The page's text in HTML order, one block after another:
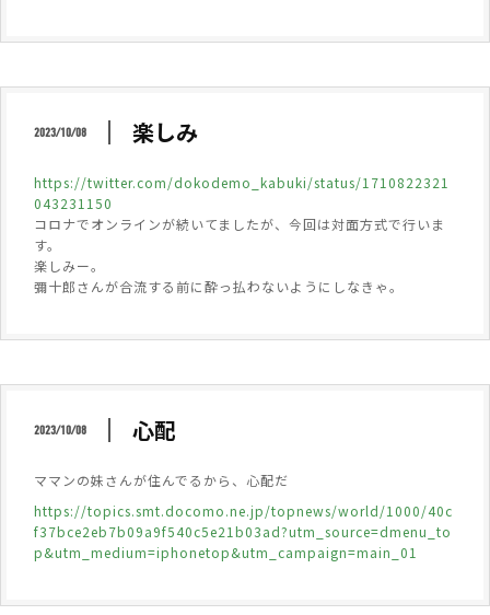
2023/10/08 楽しみ
https://twitter.com/dokodemo_kabuki/status/1710822321
043231150
コロナでオンラインが続いてましたが、今回は対面方式で行いま
す。
楽しみー。
彌十郎さんが合流する前に酔っ払わないようにしなきゃ。
2023/10/08 心配
ママンの妹さんが住んでるから、心配だ
https://topics.smt.docomo.ne.jp/topnews/world/1000/40c
f37bce2eb7b09a9f540c5e21b03ad?utm_source=dmenu_to
p&utm_medium=iphonetop&utm_campaign=main_01